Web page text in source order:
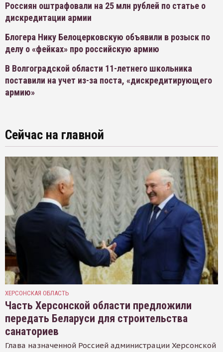
Россиян оштрафовали на 25 млн рублей по статье о
дискредитации армии
Блогера Нику Белоцерковскую объявили в розыск по
делу о «фейках» про российскую армию
В Волгоградской области 11-летнего школьника
поставили на учет из-за поста, «дискредитирующего
армию»
Сейчас на главной
ХЕРСОНСКАЯ ОБЛАСТЬ
Часть Херсонской области предложили
передать Беларуси для строительства
санаториев
Глава назначенной Россией администрации Херсонской